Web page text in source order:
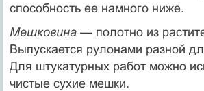
способность ее намного ниже.
Мешковина— полотно из
Выпускается рулонами разной
Для штукатурных работ можно
чистые сухие мешки.